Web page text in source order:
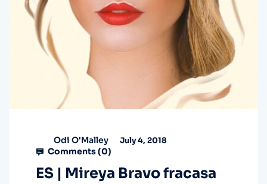
Odi O'Malley July 4, 2018
Comments (0)
ES | Mireya Bravo fracasa